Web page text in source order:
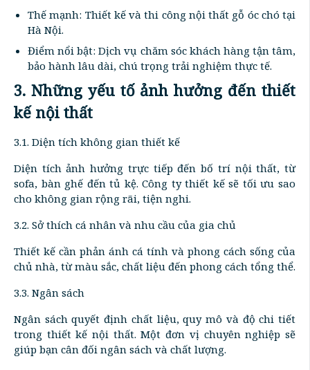
Thế mạnh: Thiết kế và thi công nội thất gỗ óc chó tại
Hà Nội.
Điểm nổi bật: Dịch vụ chăm sóc khách hàng tận tâm,
bảo hành lâu dài, chú trọng trải nghiệm thực tế.
3. Những yếu tố ảnh hưởng đến thiết
kế nội thất
3.1. Diện tích không gian thiết kế
Diện tích ảnh hưởng trực tiếp đến bố trí nội thất, từ
sofa, bàn ghế đến tủ kệ. Công ty thiết kế sẽ tối ưu sao
cho không gian rộng rãi, tiện nghi.
3.2. Sở thích cá nhân và nhu cầu của gia chủ
Thiết kế cần phản ánh cá tính và phong cách sống của
chủ nhà, từ màu sắc, chất liệu đến phong cách tổng thể.
3.3. Ngân sách
Ngân sách quyết định chất liệu, quy mô và độ chi tiết
trong thiết kế nội thất. Một đơn vị chuyên nghiệp sẽ
giúp bạn cân đối ngân sách và chất lượng.